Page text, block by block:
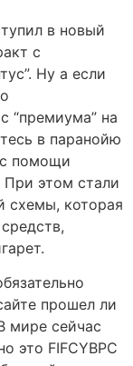
в новый
с
Ну а если
“премиума” на
в паранойю
помощи
этом стали
схемы, которая
прошел ли
мире сейчас
это FIFCYBPC